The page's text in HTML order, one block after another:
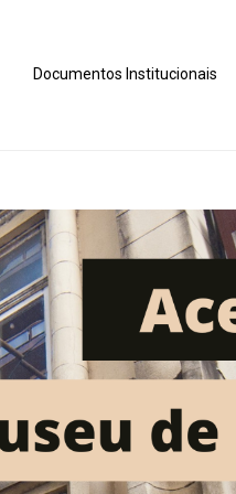
Documentos Institucionais